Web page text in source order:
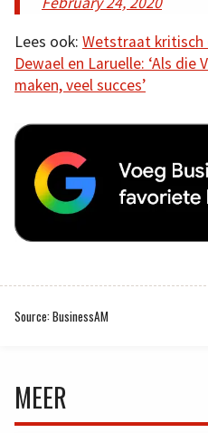
Lees ook: Wetstraat kritisch
Dewael en Laruelle: ‘Als die
maken, veel succes’
Source: BusinessAM
MEER